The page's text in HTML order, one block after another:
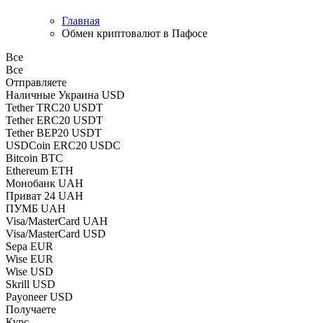
Главная
Обмен криптовалют в Пафосе
Все
Все
Отправляете
Наличные Украина USD
Tether TRC20 USDT
Tether ERC20 USDT
Tether BEP20 USDT
USDCoin ERC20 USDC
Bitcoin BTC
Ethereum ETH
Монобанк UAH
Приват 24 UAH
ПУМБ UAH
Visa/MasterCard UAH
Visa/MasterCard USD
Sepa EUR
Wise EUR
Wise USD
Skrill USD
Payoneer USD
Получаете